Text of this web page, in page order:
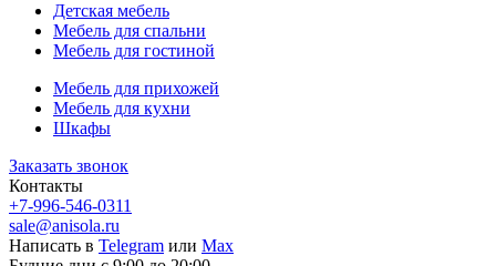
Детская мебель
Мебель для спальни
Мебель для гостиной
Мебель для прихожей
Мебель для кухни
Шкафы
Заказать звонок
Контакты
+7-996-546-0311
sale@anisola.ru
Написать в Telegram или Max